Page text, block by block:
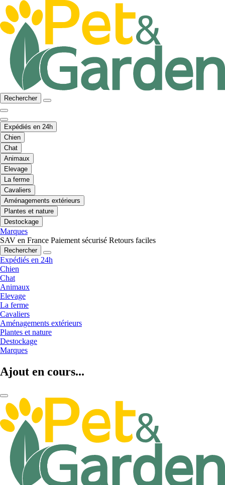
Rechercher
Expédiés en 24h
Chien
Chat
Animaux
Elevage
La ferme
Cavaliers
Aménagements extérieurs
Plantes et nature
Destockage
Marques
SAV en France Paiement sécurisé Retours faciles
Rechercher
Expédiés en 24h
Chien
Chat
Animaux
Elevage
La ferme
Cavaliers
Aménagements extérieurs
Plantes et nature
Destockage
Marques
Ajout en cours...